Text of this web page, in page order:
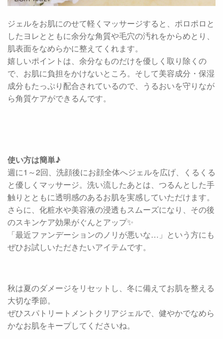
ジェルをお肌にのせて軽くマッサージすると、ポロポロと
したヨレとともに余分な角質や毛穴の汚れをからめとり、
肌表面をなめらかに整えてくれます。
嬉しいポイントは、余分なものだけを優しく取り除くの
で、お肌に負担をかけないところ。そして美容成分・保湿
成分もたっぷり配合されているので、うるおいを守りなが
ら角質ケアができるんです。
使い方は簡単♪
週に1～2回、洗顔後にお顔全体へジェルを広げ、くるくる
と優しくマッサージ。洗い流したあとは、つるんとした手
触りとともに透明感のあるお肌を実感していただけます。
さらに、化粧水や美容液の浸透もスムーズになり、その後
のスキンケア効果がぐんとアップ✨
「最近ファンデーションのノリが悪いな…」という方にも
ぜひお試しいただきたいアイテムです。
秋は夏のダメージをリセットし、冬に備えてお肌を整える
大切な季節。
ぜひスパトリートメントクリアジェルで、健やかでなめら
かなお肌をキープしてくださいね。